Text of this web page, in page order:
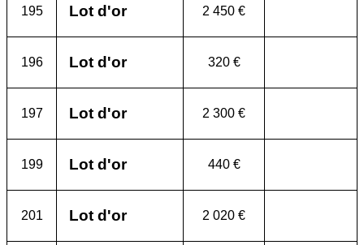
195 Lot d'or 2 450 €
196 Lot d'or 320 €
197 Lot d'or 2 300 €
199 Lot d'or 440 €
201 Lot d'or 2 020 €